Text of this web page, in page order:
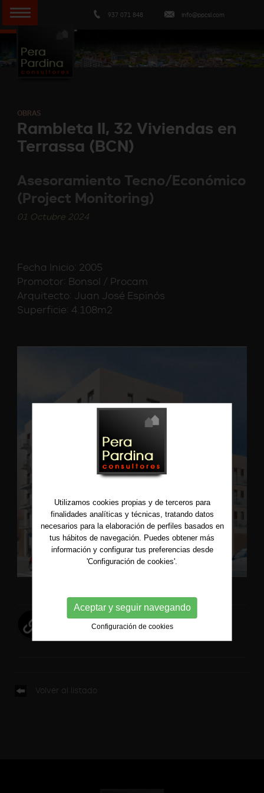
info@ppcsl.com
937 071 848
OBRAS
Rambleta II, 32 Viviendas en
Terrassa (BCN)
Asesoramiento Tecno/Económico
(Project Monitoring)
01 Octubre 2024
Fecha Inicio: 2005
Promotor: Bonsol / Procam
Arquitecto: Juan José Espinós
Superficie: 4.108m2
Ver mapa en Google
Volver al listado
Utilizamos cookies propias y de terceros para
finalidades analíticas y técnicas, tratando datos
necesarios para la elaboración de perfiles basados en
tus hábitos de navegación. Puedes obtener más
información y configurar tus preferencias desde
'Configuración de cookies'.
Aceptar y seguir navegando
Configuración de cookies